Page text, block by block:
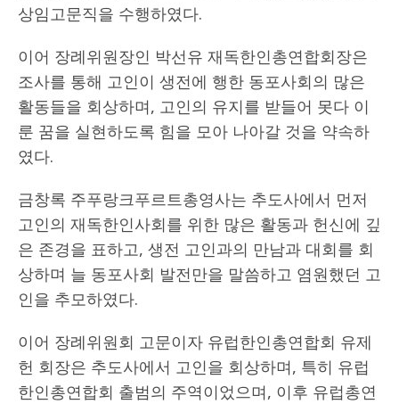
상임고문직을 수행하였다.
이어 장례위원장인 박선유 재독한인총연합회장은
조사를 통해 고인이 생전에 행한 동포사회의 많은
활동들을 회상하며, 고인의 유지를 받들어 못다 이
룬 꿈을 실현하도록 힘을 모아 나아갈 것을 약속하
였다.
금창록 주푸랑크푸르트총영사는 추도사에서 먼저
고인의 재독한인사회를 위한 많은 활동과 헌신에 깊
은 존경을 표하고, 생전 고인과의 만남과 대회를 회
상하며 늘 동포사회 발전만을 말씀하고 염원했던 고
인을 추모하였다.
이어 장례위원회 고문이자 유럽한인총연합회 유제
헌 회장은 추도사에서 고인을 회상하며, 특히 유럽
한인총연합회 출범의 주역이었으며, 이후 유럽총연